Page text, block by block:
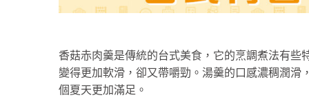
香菇赤肉羹是傳統的台式美食，它的烹調煮法有
變得更加軟滑，卻又帶嚼勁。湯羹的口感濃稠潤
個夏天更加滿足。